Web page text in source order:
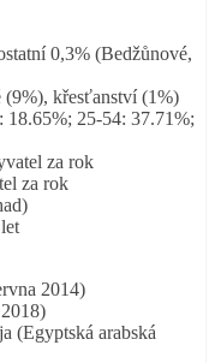
0,3% (Bedžůnové,
křesťanství (1%)
18.65%; 25-54: 37.71%;
za rok
za rok
2014)
(Egyptská arabská